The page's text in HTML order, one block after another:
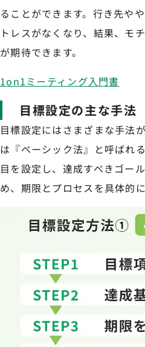
ることができます。行き先や
トレスがなくなり、結果、モ
が期待できます。
1on1ミーティング入門書
目標設定の主な手法
目標設定にはさまざまな手法
は『ベーシック法』と呼ばれ
目を設定し、達成すべきゴー
め、期限とプロセスを具体的